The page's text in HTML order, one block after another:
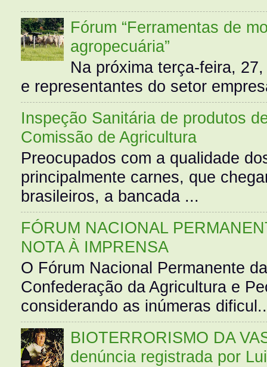
Fórum “Ferramentas de
agropecuária”
Na próxima terça-feira,
e representantes do setor
Inspeção Sanitária de produtos
Comissão de Agricultura
Preocupados com a qualidade
principalmente carnes, que
brasileiros, a bancada ...
FÓRUM NACIONAL
NOTA À IMPRENSA
O Fórum Nacional Permanente
Confederação da Agricultura e
considerando as inúmeras
BIOTERRORISMO DA
denúncia registrada por